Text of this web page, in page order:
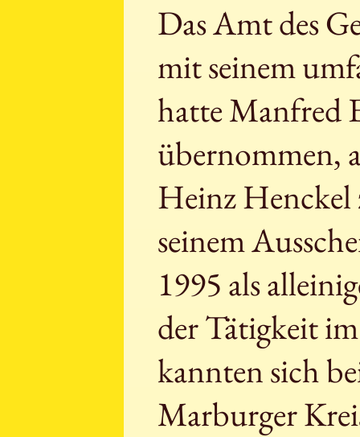
Das Amt des
mit seinem
hatte Manfred
übernommen,
Heinz Henckel
seinem
1995 als
der Tätigkeit
kannten sich
Marburger